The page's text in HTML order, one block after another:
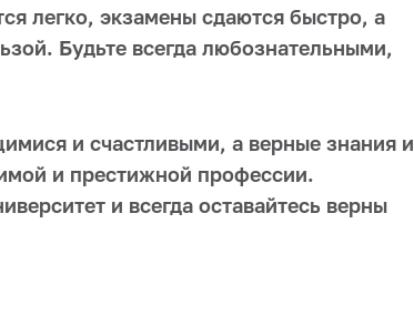
легко, экзамены сдаются быстро, а
Будьте всегда любознательными,
и счастливыми, а верные знания и
и престижной профессии.
и всегда оставайтесь верны